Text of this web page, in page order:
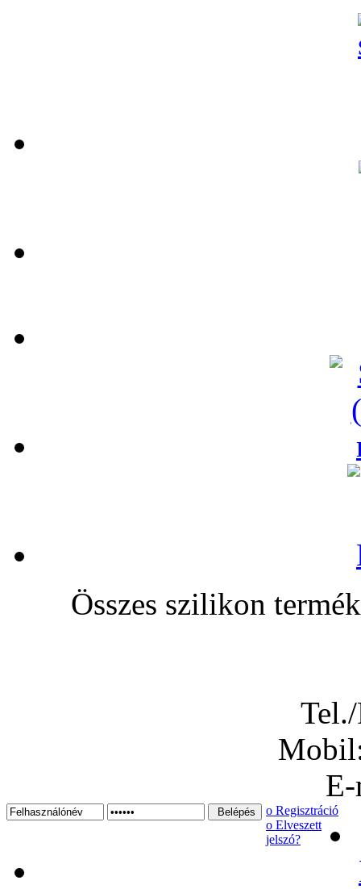
Összes szilikon
ο Regisztráció
ο Elveszett
jelszó?